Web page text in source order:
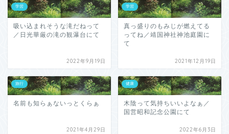
学習
吸い込まれそうな滝だねって
／日光華厳の滝の観瀑台にて
2022年9月19日
学習
真っ盛りのもみじが燃えてる
ってね／靖国神社神池庭園に
て
2021年12月19日
旅行
名前も知らぁないっとくらぁ
2021年4月29日
健康
木陰って気持ちいいよなぁ／
国営昭和記念公園にて
2022年6月3日